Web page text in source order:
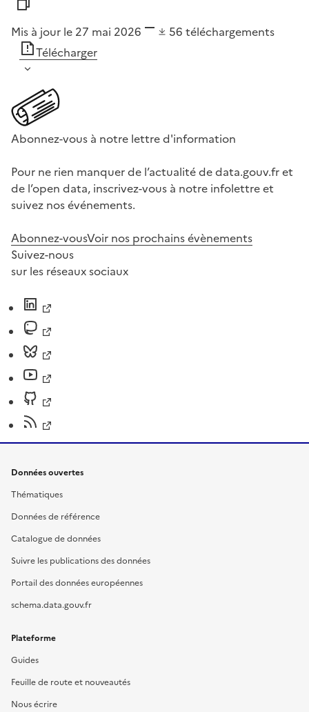
Mis à jour le 27 mai 2026 56 téléchargements
Télécharger
Abonnez-vous à notre lettre d'information
Pour ne rien manquer de l’actualité de data.gouv.fr et
de l’open data, inscrivez-vous à notre infolettre et
suivez nos événements.
Abonnez-vousVoir nos prochains évènements
Suivez-nous
sur les réseaux sociaux
Données ouvertes
Thématiques
Données de référence
Catalogue de données
Suivre les publications des données
Portail des données européennes
schema.data.gouv.fr
Plateforme
Guides
Feuille de route et nouveautés
Nous écrire